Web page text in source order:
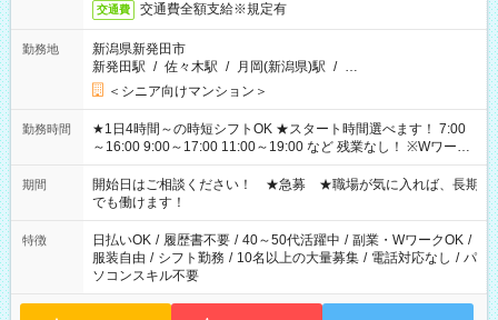
交通費 交通費全額支給※規定有
勤務地
新潟県新発田市
新発田駅 / 佐々木駅 / 月岡(新潟県)駅 / …
＜シニア向けマンション＞
勤務時間
★1日4時間～の時短シフトOK ★スタート時間選べます！ 7:00
～16:00 9:00～17:00 11:00～19:00 など 残業なし！ ※Wワーク
の場合、他のお仕事と合わせ週40時間超の就業はご案内できま
せん ※法令に基づき、週20時間以上勤務は社会保険への加入対
象となります ※労働者派遣法（日雇い派遣の原則禁止）によ
り、短時間・短期間の就業はご案内が難しい場合があります
期間
開始日はご相談ください！ ★急募 ★職場が気に入れば、長期
でも働けます！
特徴 日払いOK / 履歴書不要 / 40～50代活躍中 / 副業・WワークOK /
服装自由 / シフト勤務 / 10名以上の大量募集 / 電話対応なし / パ
ソコンスキル不要